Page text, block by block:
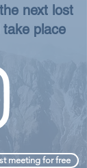
next lost
place
meeting for free